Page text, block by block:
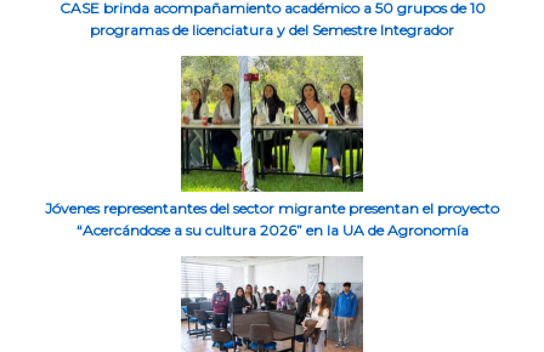
CASE brinda acompañamiento académico a 50 grupos de 10
programas de licenciatura y del Semestre Integrador
Jóvenes representantes del sector migrante presentan el proyecto
“Acercándose a su cultura 2026” en la UA de Agronomía